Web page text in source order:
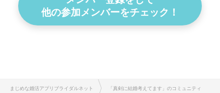
他の参加メンバーをチェック！
まじめな婚活アプリブライダルネット 「真剣に結婚考えてます」のコミュニティ